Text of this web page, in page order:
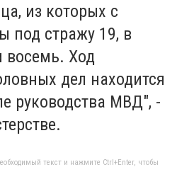
из которых с
под стражу 19, в
восемь. Ход
дел находится
руководства МВД", -
текст и нажмите Ctrl+Enter, чтобы